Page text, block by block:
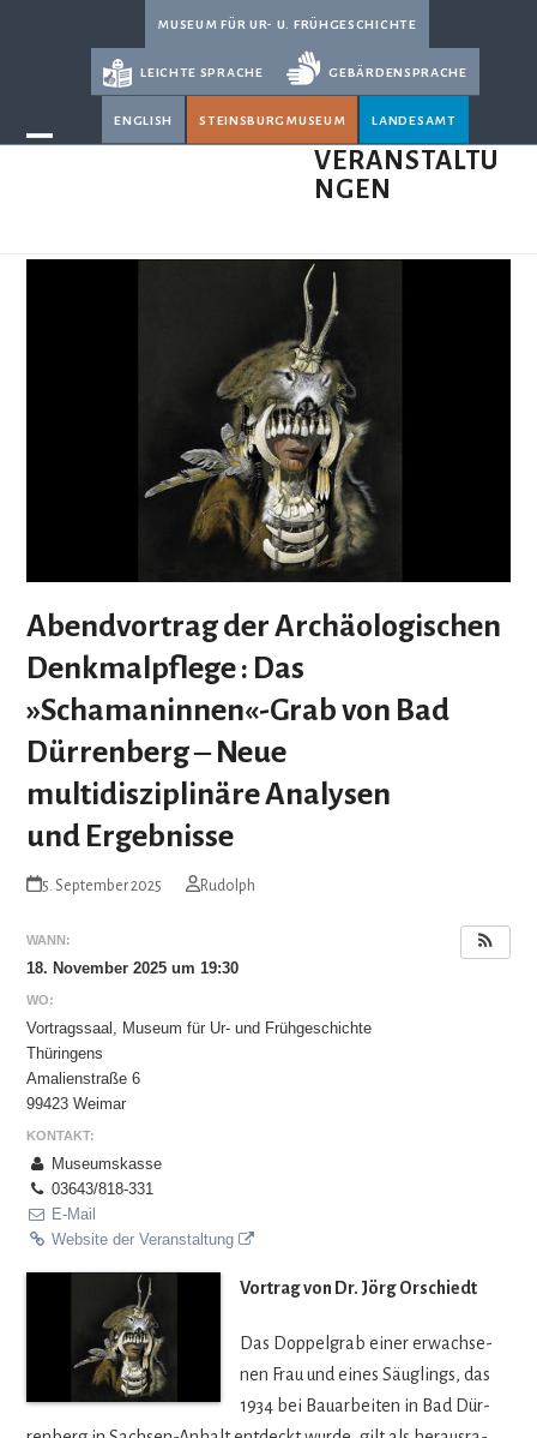
museum für ur- u. frühgeschichte
leichte sprache gebärdensprache
english steinsburgmuseum landesamt
VERANSTALTU
NGEN
Abendvortrag der Archäologischen
Denkmalpflege : Das
»Schamaninnen«-Grab von Bad
Dürrenberg ‒ Neue
multidisziplinäre Analysen
und Ergebnisse
5. September 2025 Rudolph
WANN:
18. November 2025 um 19:30
WO:
Vortragssaal, Museum für Ur- und Frühgeschichte
Thüringens
Amalienstraße 6
99423 Weimar
KONTAKT:
Museumskasse
03643/818-331
E-Mail
Website der Veranstaltung
Vor­trag von Dr. Jörg Orschiedt
Das Dop­pel­grab einer erwach­se­
nen Frau und eines Säug­lings, das
1934 bei Bau­ar­bei­ten in Bad Dür­